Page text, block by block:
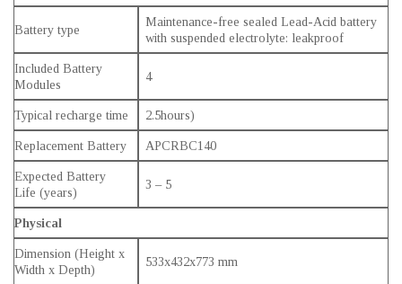
Battery type
Maintenance-free sealed Lead-Acid battery
with suspended electrolyte: leakproof
Included Battery
Modules
4
Typical recharge time 2.5hours)
Replacement Battery APCRBC140
Expected Battery
Life (years)
3 – 5
Physical
Dimension (Height x
Width x Depth)
533x432x773 mm